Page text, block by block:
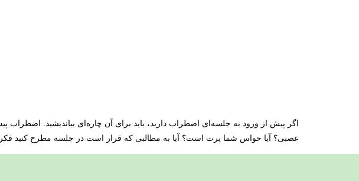
اگر پیش از ورود به جلسه‌ای اضطراب دارید، باید برای آن چاره‌ای بیاندیشید. اضطراب
عصبی؟ آیا حواس شما پرت است؟ آیا به مطالبی که قرار است در جلسه مطرح کنید